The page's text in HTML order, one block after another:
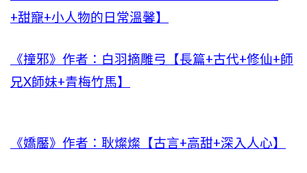
+甜寵+小人物的日常溫馨】
《撞邪》作者：白羽摘雕弓【長篇+古代+修仙+師
兄X師妹+青梅竹馬】
《嬌靨》作者：耿燦燦【古言+高甜+深入人心】